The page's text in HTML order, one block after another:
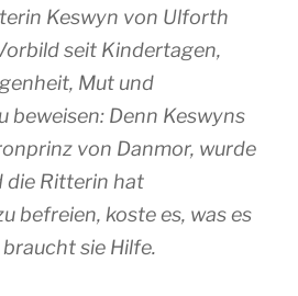
Keswyn von Ulforth
seit Kindertagen,
Mut und
beweisen: Denn Keswyns
von Danmor, wurde
die Ritterin hat
befreien, koste es, was es
sie Hilfe.